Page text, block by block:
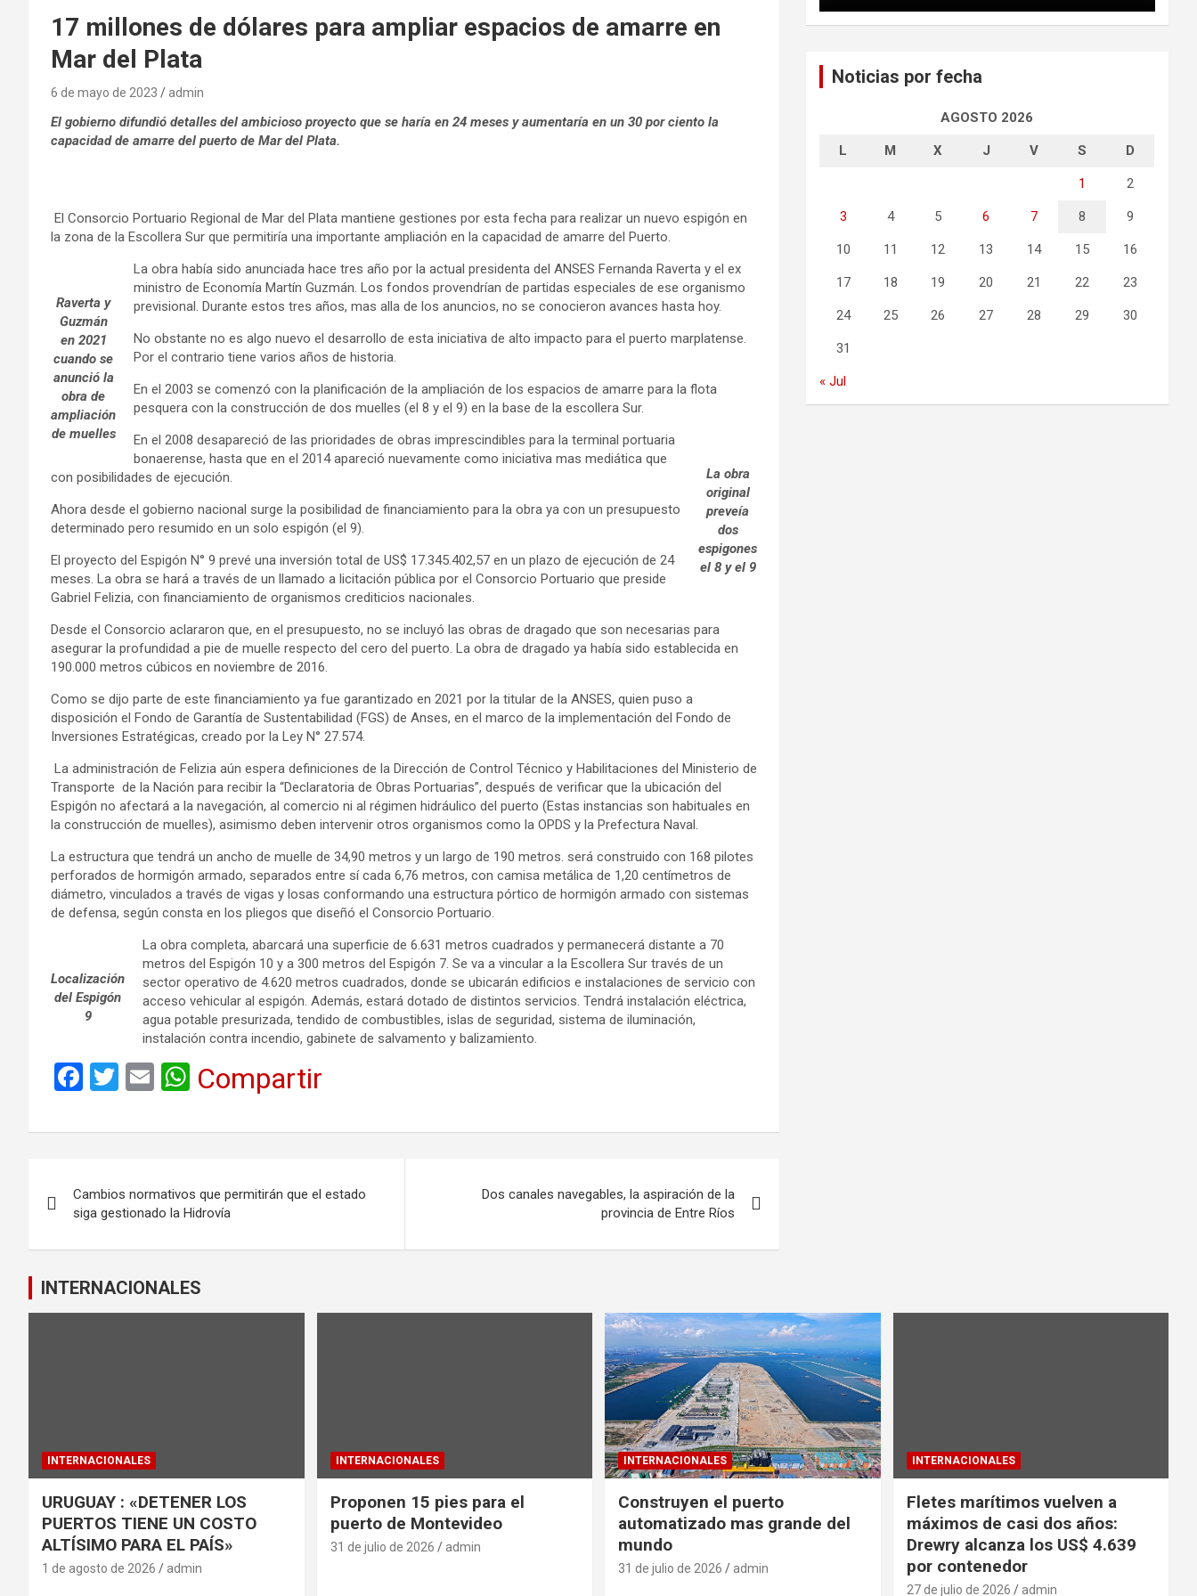
17 millones de dólares para ampliar espacios de amarre en
Mar del Plata
6 de mayo de 2023 admin
El gobierno difundió detalles del ambicioso proyecto que se haría en 24 meses y aumentaría en un 30 por ciento la
capacidad de amarre del puerto de Mar del Plata.
El Consorcio Portuario Regional de Mar del Plata mantiene gestiones por esta fecha para realizar un nuevo espigón en
la zona de la Escollera Sur que permitiría una importante ampliación en la capacidad de amarre del Puerto.
Raverta y
Guzmán
en 2021
cuando se
anunció la
obra de
ampliación
de muelles
La obra había sido anunciada hace tres año por la actual presidenta del ANSES Fernanda Raverta y el ex
ministro de Economía Martín Guzmán. Los fondos provendrían de partidas especiales de ese organismo
previsional. Durante estos tres años, mas alla de los anuncios, no se conocieron avances hasta hoy.
No obstante no es algo nuevo el desarrollo de esta iniciativa de alto impacto para el puerto marplatense.
Por el contrario tiene varios años de historia.
En el 2003 se comenzó con la planificación de la ampliación de los espacios de amarre para la flota
pesquera con la construcción de dos muelles (el 8 y el 9) en la base de la escollera Sur.
La obra
original
preveía
dos
espigones
el 8 y el 9
En el 2008 desapareció de las prioridades de obras imprescindibles para la terminal portuaria
bonaerense, hasta que en el 2014 apareció nuevamente como iniciativa mas mediática que
con posibilidades de ejecución.
Ahora desde el gobierno nacional surge la posibilidad de financiamiento para la obra ya con un presupuesto
determinado pero resumido en un solo espigón (el 9).
El proyecto del Espigón N° 9 prevé una inversión total de US$ 17.345.402,57 en un plazo de ejecución de 24
meses. La obra se hará a través de un llamado a licitación pública por el Consorcio Portuario que preside
Gabriel Felizia, con financiamiento de organismos crediticios nacionales.
Desde el Consorcio aclararon que, en el presupuesto, no se incluyó las obras de dragado que son necesarias para
asegurar la profundidad a pie de muelle respecto del cero del puerto. La obra de dragado ya había sido establecida en
190.000 metros cúbicos en noviembre de 2016.
Como se dijo parte de este financiamiento ya fue garantizado en 2021 por la titular de la ANSES, quien puso a
disposición el Fondo de Garantía de Sustentabilidad (FGS) de Anses, en el marco de la implementación del Fondo de
Inversiones Estratégicas, creado por la Ley N° 27.574.
La administración de Felizia aún espera definiciones de la Dirección de Control Técnico y Habilitaciones del Ministerio de
Transporte de la Nación para recibir la “Declaratoria de Obras Portuarias”, después de verificar que la ubicación del
Espigón no afectará a la navegación, al comercio ni al régimen hidráulico del puerto (Estas instancias son habituales en
la construcción de muelles), asimismo deben intervenir otros organismos como la OPDS y la Prefectura Naval.
La estructura que tendrá un ancho de muelle de 34,90 metros y un largo de 190 metros. será construido con 168 pilotes
perforados de hormigón armado, separados entre sí cada 6,76 metros, con camisa metálica de 1,20 centímetros de
diámetro, vinculados a través de vigas y losas conformando una estructura pórtico de hormigón armado con sistemas
de defensa, según consta en los pliegos que diseñó el Consorcio Portuario.
Localización
del Espigón
9
La obra completa, abarcará una superficie de 6.631 metros cuadrados y permanecerá distante a 70
metros del Espigón 10 y a 300 metros del Espigón 7. Se va a vincular a la Escollera Sur través de un
sector operativo de 4.620 metros cuadrados, donde se ubicarán edificios e instalaciones de servicio con
acceso vehicular al espigón. Además, estará dotado de distintos servicios. Tendrá instalación eléctrica,
agua potable presurizada, tendido de combustibles, islas de seguridad, sistema de iluminación,
instalación contra incendio, gabinete de salvamento y balizamiento.
F
ce
o
o
k
T
tt
E
ail
W
at
A
p
p
Compartir
de
entradas
Cambios normativos que permitirán que el estado
siga gestionado la Hidrovía
Dos canales navegables, la aspiración de la
provincia de Entre Ríos
Noticias por fecha
AGOSTO 2026
L M X J V S D
1 2
3 4 5 6 7 8 9
10 11 12 13 14 15 16
17 18 19 20 21 22 23
24 25 26 27 28 29 30
31
« Jul
INTERNACIONALES
INTERNACIONALES
URUGUAY : «DETENER LOS
PUERTOS TIENE UN COSTO
ALTÍSIMO PARA EL PAÍS»
1 de agosto de 2026 admin
INTERNACIONALES
Proponen 15 pies para el
puerto de Montevideo
31 de julio de 2026 admin
INTERNACIONALES
Construyen el puerto
automatizado mas grande del
mundo
31 de julio de 2026 admin
INTERNACIONALES
Fletes marítimos vuelven a
máximos de casi dos años:
Drewry alcanza los US$ 4.639
por contenedor
27 de julio de 2026 admin